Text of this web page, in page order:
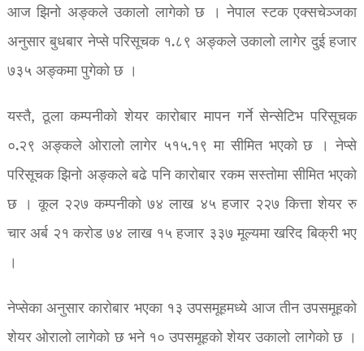
आज झिनो अङ्कले उकालो लागेको छ । नेपाल स्टक एक्सचेञ्जका
अनुसार बुधबार नेप्से परिसूचक १.८९ अङ्कले उकालो लागेर दुई हजार
७३५ अङ्कमा पुगेको छ ।
यस्तै, ठूला कम्पनीको शेयर कारोबार मापन गर्ने सेन्सेटिभ परिसूचक
०.२९ अङ्कले ओरालो लागेर ५१५.१९ मा सीमित भएको छ । नेप्से
परिसूचक झिनो अङ्कले बढे पनि कारोबार रकम सस्तोमा सीमित भएको
छ । कूल २२७ कम्पनीको ७४ लाख ४५ हजार २२७ कित्ता शेयर रु
चार अर्ब २१ करोड ७४ लाख १५ हजार ३३७ मूल्यमा खरिद बिक्री भए
।
नेप्सेका अनुसार कारोबार भएका १३ उपसमूहमध्ये आज तीन उपसमूहको
शेयर ओरालो लागेको छ भने १० उपसमूहको शेयर उकालो लागेको छ ।